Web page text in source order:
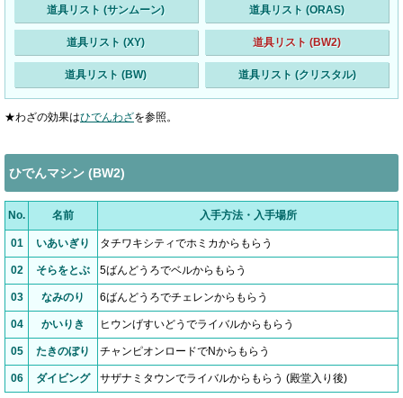
道具リスト (サンムーン) 道具リスト (ORAS)
道具リスト (XY) 道具リスト (BW2)
道具リスト (BW) 道具リスト (クリスタル)
★わざの効果はひでんわざを参照。
ひでんマシン (BW2)
No. 名前 入手方法・入手場所
01 いあいぎり タチワキシティでホミカからもらう
02 そらをとぶ 5ばんどうろでベルからもらう
03 なみのり 6ばんどうろでチェレンからもらう
04 かいりき ヒウンげすいどうでライバルからもらう
05 たきのぼり チャンピオンロードでNからもらう
06 ダイビング サザナミタウンでライバルからもらう (殿堂入り後)